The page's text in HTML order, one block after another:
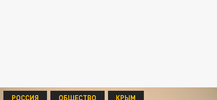
РОССИЯ ОБЩЕСТВО КРЫМ